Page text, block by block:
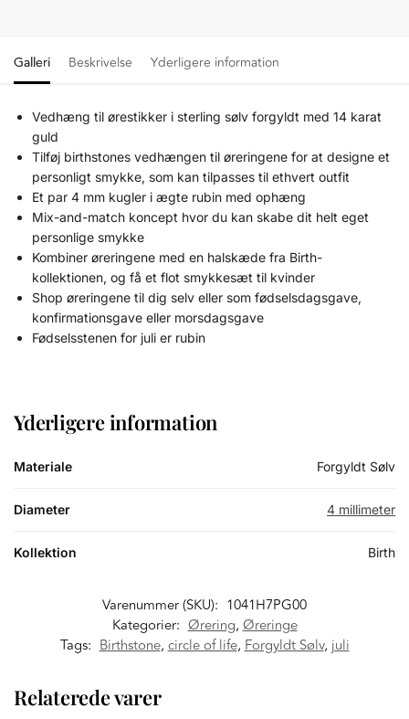
Galleri Beskrivelse Yderligere information
Vedhæng til ørestikker i sterling sølv forgyldt med 14 karat
guld
Tilføj birthstones vedhængen til øreringene for at designe et
personligt smykke, som kan tilpasses til ethvert outfit
Et par 4 mm kugler i ægte rubin med ophæng
Mix-and-match koncept hvor du kan skabe dit helt eget
personlige smykke
Kombiner øreringene med en halskæde fra Birth-
kollektionen, og få et flot smykkesæt til kvinder
Shop øreringene til dig selv eller som fødselsdagsgave,
konfirmationsgave eller morsdagsgave
Fødselsstenen for juli er rubin
Yderligere information
Materiale Forgyldt Sølv
Diameter 4 millimeter
Kollektion Birth
Varenummer (SKU): 1041H7PG00
Kategorier: Ørering, Øreringe
Tags: Birthstone, circle of life, Forgyldt Sølv, juli
Relaterede varer